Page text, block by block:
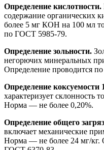
Определение кислотности.
содержание органических
более 5 мг КОН на 100 мл
по ГОСТ 5985-79.
Определение зольности.
негорючих минеральных
Определение проводится
Определение коксуемости
характеризует склонность
Норма — не более 0,20%.
Определение общего
включает механические
Норма — не более 24 мг/кг.